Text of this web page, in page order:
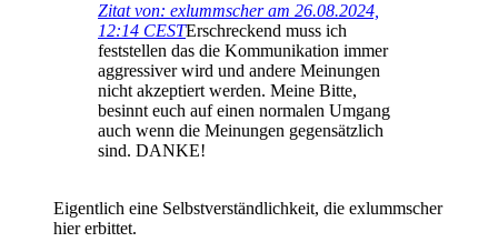
Zitat von: exlummscher am 26.08.2024,
12:14 CESTErschreckend muss ich
feststellen das die Kommunikation immer
aggressiver wird und andere Meinungen
nicht akzeptiert werden. Meine Bitte,
besinnt euch auf einen normalen Umgang
auch wenn die Meinungen gegensätzlich
sind. DANKE!
Eigentlich eine Selbstverständlichkeit, die exlummscher
hier erbittet.